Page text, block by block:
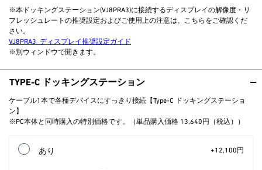
※本ドッキングステーション(VJ8PRA3)に接続するディスプレイの解像度・リ
フレッシュレートの推奨設定およびご使用上の注意は、こちらをご確認くだ
さい。
VJ8PRA3_ディスプレイ推奨設定ガイド
※別ウィンドウで開きます。
TYPE-C ドッキングステーション
ケーブル1本で各種デバイスにすっきり接続【Type-C ドッキングステーショ
ン】
※PC本体と同時購入の特別価格です。（単品購入価格 13,640円（税込））
あり +12,100円